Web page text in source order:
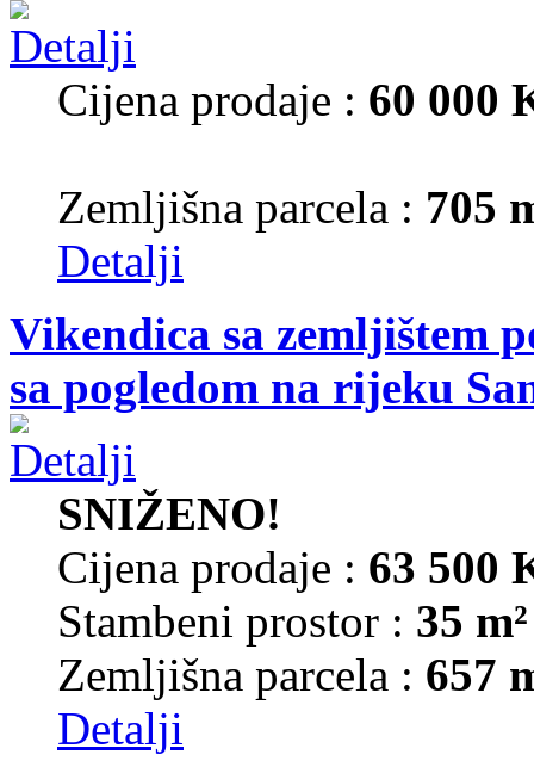
Cijena prodaje : 60 000
Zemljišna parcela : 705
Detalji
Vikendica sa zemljištem
sa pogledom na rijeku
SNIŽENO!
Cijena prodaje : 63 500
Stambeni prostor : 35 m²
Zemljišna parcela : 657
Detalji